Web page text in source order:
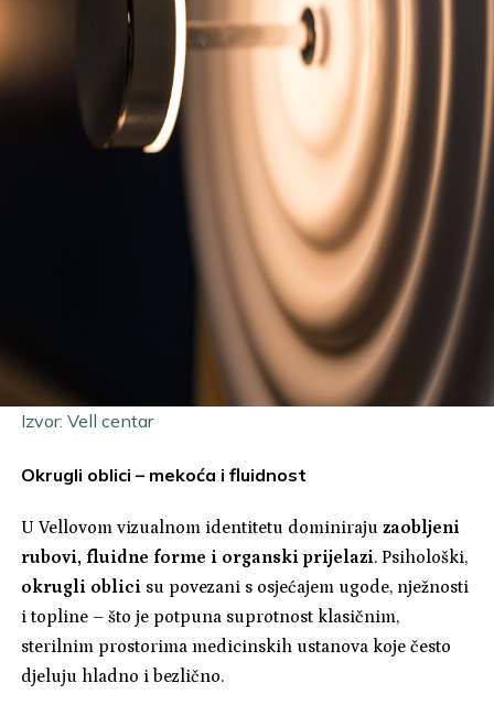
Izvor: Vell centar
Okrugli oblici – mekoća i fluidnost
U Vellovom vizualnom identitetu dominirajuzaobljeni
rubovi, fluidne forme i organski prijelazi. Psihološki,
okrugli oblici su povezani s osjećajem ugode, nježnosti
i topline – što je potpuna suprotnost klasičnim,
sterilnim prostorima medicinskih ustanova koje često
djeluju hladno i bezlično.